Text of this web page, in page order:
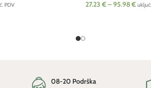
PDV
27.23 €–95.98€
08-20 Podrška